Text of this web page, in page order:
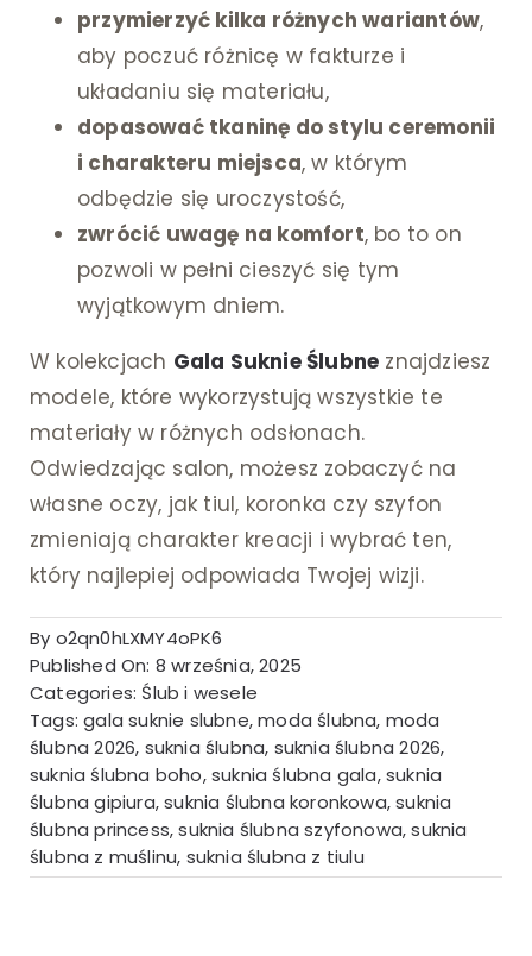
przymierzyć kilka różnych wariantów,
aby poczuć różnicę w fakturze i
układaniu się materiału,
dopasować tkaninę do stylu ceremonii
i charakteru miejsca, w którym
odbędzie się uroczystość,
zwrócić uwagę na komfort, bo to on
pozwoli w pełni cieszyć się tym
wyjątkowym dniem.
W kolekcjach Gala Suknie Ślubne znajdziesz
modele, które wykorzystują wszystkie te
materiały w różnych odsłonach.
Odwiedzając salon, możesz zobaczyć na
własne oczy, jak tiul, koronka czy szyfon
zmieniają charakter kreacji i wybrać ten,
który najlepiej odpowiada Twojej wizji.
By o2qn0hLXMY4oPK6
Published On: 8 września, 2025
Categories: Ślub i wesele
Tags:gala suknie slubne,moda ślubna, moda
ślubna 2026, suknia ślubna, suknia ślubna 2026,
suknia ślubna boho,suknia ślubna gala,suknia
ślubna gipiura,suknia ślubna koronkowa,suknia
ślubna princess,suknia ślubna szyfonowa,suknia
ślubna z muślinu, suknia ślubna z tiulu